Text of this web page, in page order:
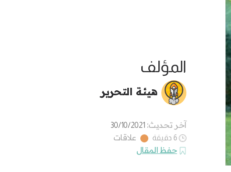
المؤلف
هيئة التحرير
آخر تحديث: 30/10/2021
6 دقيقة
علاقات
حفظ المقال